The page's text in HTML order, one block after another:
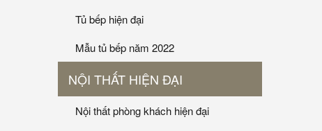
Tủ bếp hiện đại
Mẫu tủ bếp năm 2022
NỘI THẤT HIỆN ĐẠI
Nội thất phòng khách hiện đại